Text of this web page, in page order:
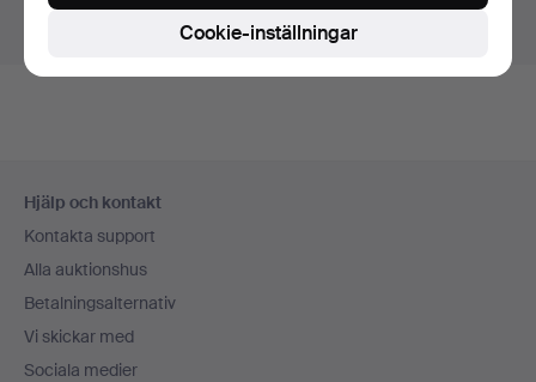
Visa pågående auktioner istället.
Hjälp och kontakt
Kontakta support
Alla auktionshus
Betalningsalternativ
Vi skickar med
Sociala medier
Cookie-inställningar